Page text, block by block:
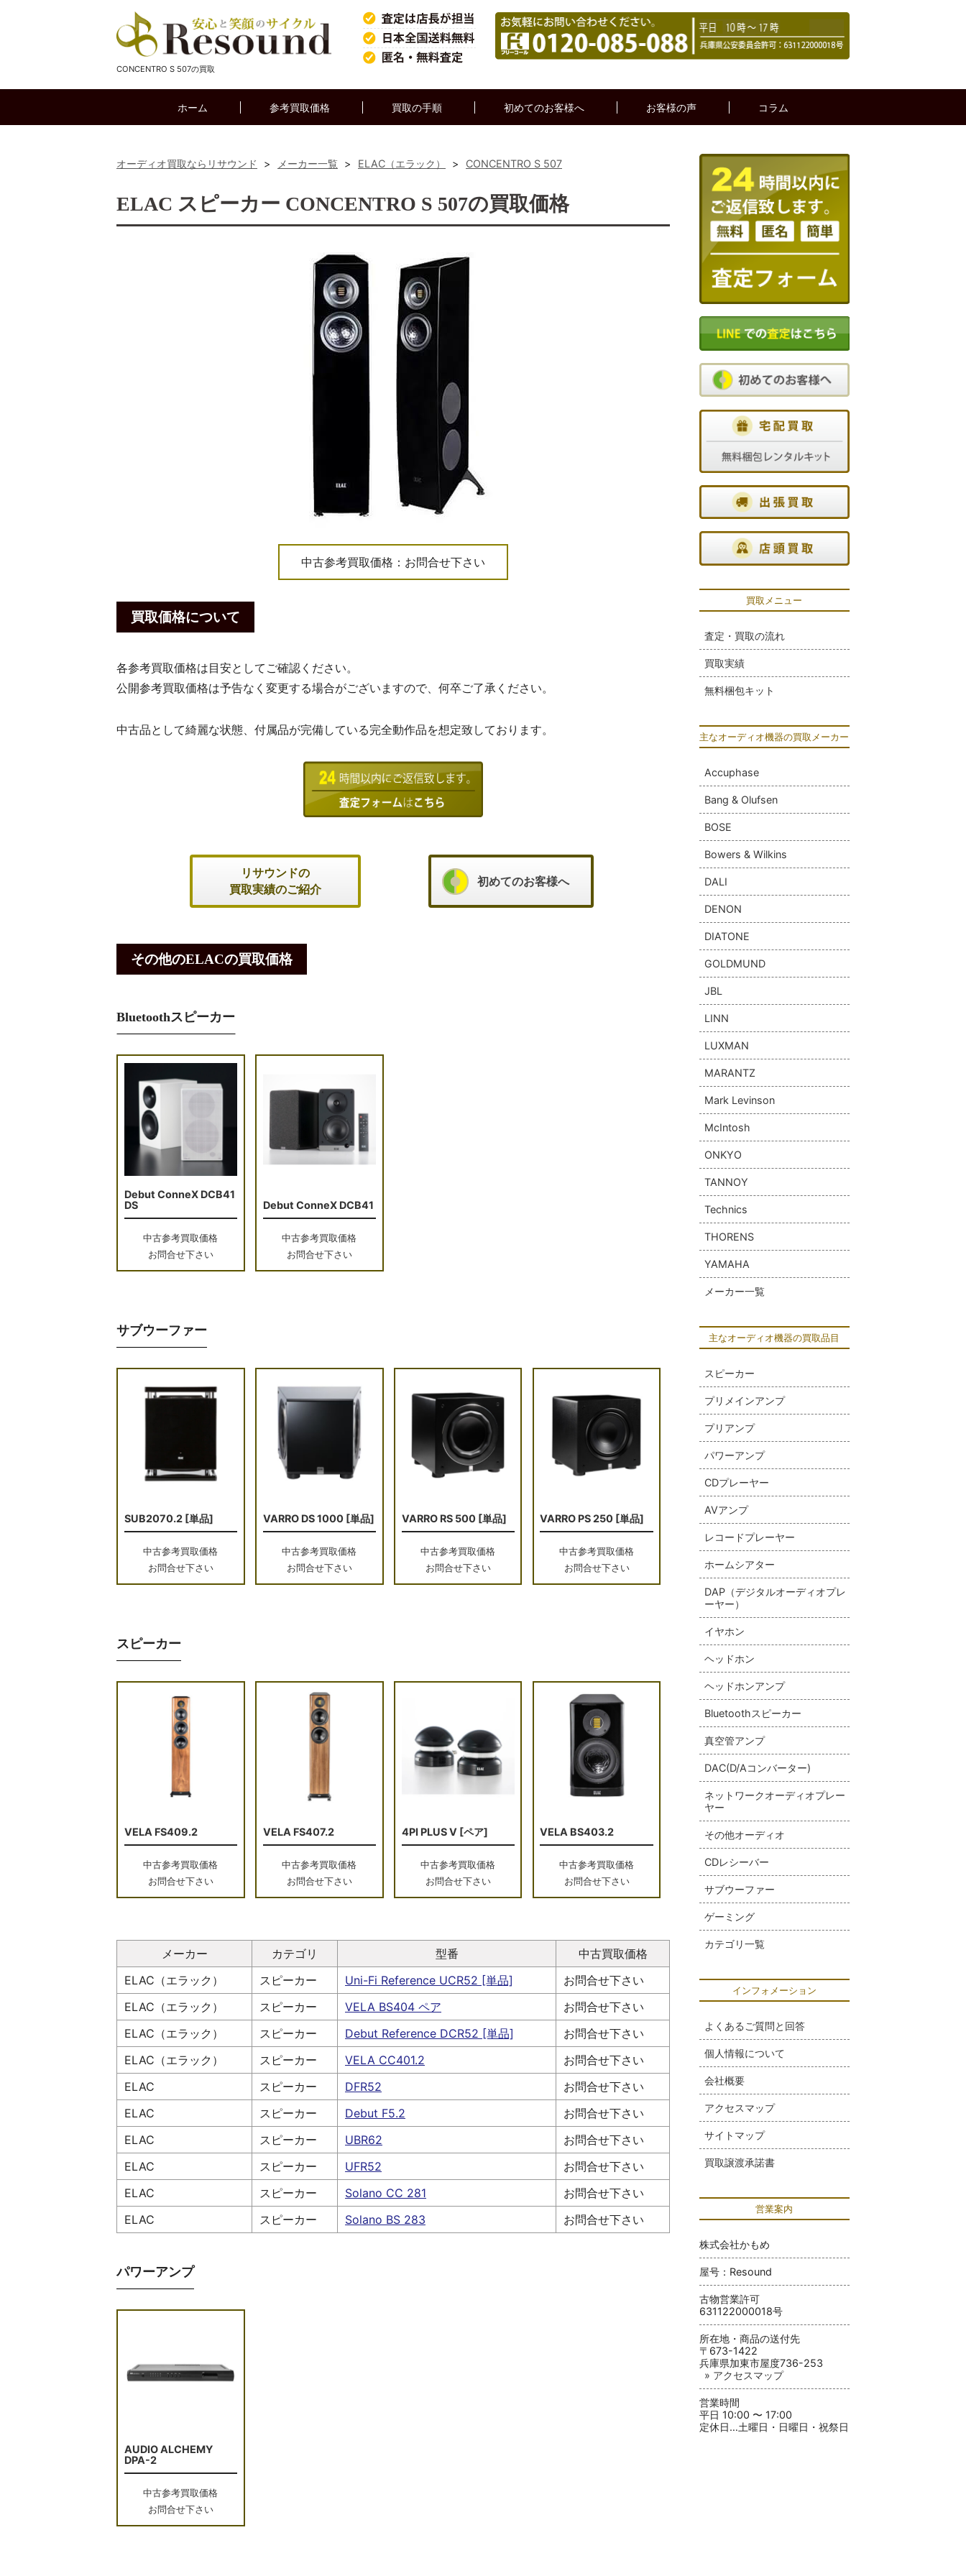
CONCENTRO S 507の買取
ホーム 参考買取価格 買取の手順 初めてのお客様へ お客様の声 コラム
オーディオ買取ならリサウンド > メーカー一覧 > ELAC（エラック） > CONCENTRO S 507
ELAC スピーカー CONCENTRO S 507の買取価格
中古参考買取価格：お問合せ下さい
買取価格について
各参考買取価格は目安としてご確認ください。
公開参考買取価格は予告なく変更する場合がございますので、何卒ご了承ください。
中古品として綺麗な状態、付属品が完備している完全動作品を想定致しております。
リサウンドの
買取実績のご紹介
初めてのお客様へ
その他のELACの買取価格
Bluetoothスピーカー
Debut ConneX DCB41
DS
中古参考買取価格
お問合せ下さい
Debut ConneX DCB41
中古参考買取価格
お問合せ下さい
サブウーファー
SUB2070.2 [単品]
中古参考買取価格
お問合せ下さい
VARRO DS 1000 [単品]
中古参考買取価格
お問合せ下さい
VARRO RS 500 [単品]
中古参考買取価格
お問合せ下さい
VARRO PS 250 [単品]
中古参考買取価格
お問合せ下さい
スピーカー
VELA FS409.2
中古参考買取価格
お問合せ下さい
VELA FS407.2
中古参考買取価格
お問合せ下さい
4PI PLUS V [ペア]
中古参考買取価格
お問合せ下さい
VELA BS403.2
中古参考買取価格
お問合せ下さい
メーカー カテゴリ 型番
中古買取価格
ELAC（エラック）
スピーカー Uni-Fi Reference UCR52 [単品]
お問合せ下さい
ELAC（エラック）
スピーカー VELA BS404 ペア
お問合せ下さい
ELAC（エラック）
スピーカー Debut Reference DCR52 [単品]
お問合せ下さい
ELAC（エラック）
スピーカー VELA CC401.2
お問合せ下さい
ELAC
スピーカー DFR52
お問合せ下さい
ELAC
スピーカー Debut F5.2
お問合せ下さい
ELAC
スピーカー UBR62
お問合せ下さい
ELAC
スピーカー UFR52
お問合せ下さい
ELAC
スピーカー Solano CC 281
お問合せ下さい
ELAC
スピーカー Solano BS 283 お問合せ下さい
パワーアンプ
AUDIO ALCHEMY
DPA-2
中古参考買取価格
お問合せ下さい
買取メニュー
査定・買取の流れ
買取実績
無料梱包キット
主なオーディオ機器の買取メーカー
Accuphase
Bang & Olufsen
BOSE
Bowers & Wilkins
DALI
DENON
DIATONE
GOLDMUND
JBL
LINN
LUXMAN
MARANTZ
Mark Levinson
McIntosh
ONKYO
TANNOY
Technics
THORENS
YAMAHA
メーカー一覧
主なオーディオ機器の買取品目
スピーカー
プリメインアンプ
プリアンプ
パワーアンプ
CDプレーヤー
AVアンプ
レコードプレーヤー
ホームシアター
DAP（デジタルオーディオプレ
ーヤー）
イヤホン
ヘッドホン
ヘッドホンアンプ
Bluetoothスピーカー
真空管アンプ
DAC(D/Aコンバーター)
ネットワークオーディオプレー
ヤー
その他オーディオ
CDレシーバー
サブウーファー
ゲーミング
カテゴリ一覧
インフォメーション
よくあるご質問と回答
個人情報について
会社概要
アクセスマップ
サイトマップ
買取譲渡承諾書
営業案内
株式会社かもめ
屋号：Resound
古物営業許可
631122000018号
所在地・商品の送付先
〒673-1422
兵庫県加東市屋度736-253
» アクセスマップ
営業時間
平日 10:00 〜 17:00
定休日…土曜日・日曜日・祝祭日